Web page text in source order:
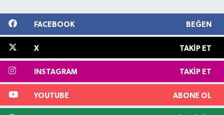
FACEBOOK BEĞEN
X TAKIP ET
INSTAGRAM TAKIP ET
YOUTUBE ABONE OL